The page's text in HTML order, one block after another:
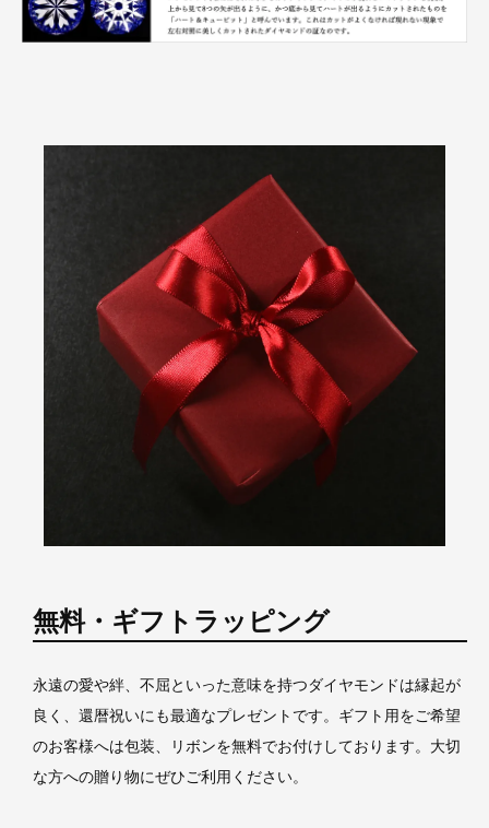
無料・ギフトラッピング
永遠の愛や絆、不屈といった意味を持つダイヤモンドは縁起が
良く、還暦祝いにも最適なプレゼントです。ギフト用をご希望
のお客様へは包装、リボンを無料でお付けしております。大切
な方への贈り物にぜひご利用ください。